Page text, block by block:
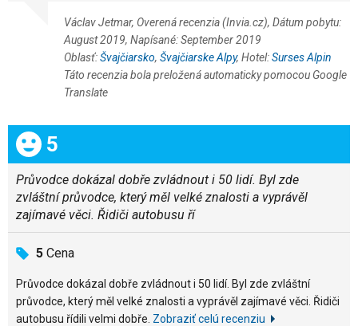
Václav Jetmar, Overená recenzia (Invia.cz), Dátum pobytu:
August 2019, Napísané: September 2019
Oblasť:Švajčiarsko, Švajčiarske Alpy, Hotel:Surses Alpin
Táto recenzia bola preložená automaticky pomocou Google
Translate
Celkom:
5
Průvodce dokázal dobře zvládnout i 50 lidí. Byl zde
zvláštní průvodce, který měl velké znalosti a vyprávěl
zajímavé věci. Řidiči autobusu ří
5 Cena
Průvodce dokázal dobře zvládnout i 50 lidí. Byl zde zvláštní
průvodce, který měl velké znalosti a vyprávěl zajímavé věci. Řidiči
autobusu řídili velmi dobře. Zobraziť celú recenziu